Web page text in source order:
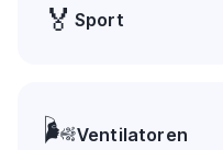
🏅 Sport
🌬️Ventilatoren